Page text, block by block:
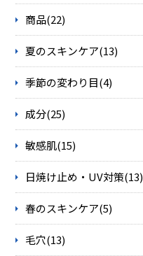
商品(22)
夏のスキンケア(13)
季節の変わり目(4)
成分(25)
敏感肌(15)
日焼け止め・UV対策(13)
春のスキンケア(5)
毛穴(13)